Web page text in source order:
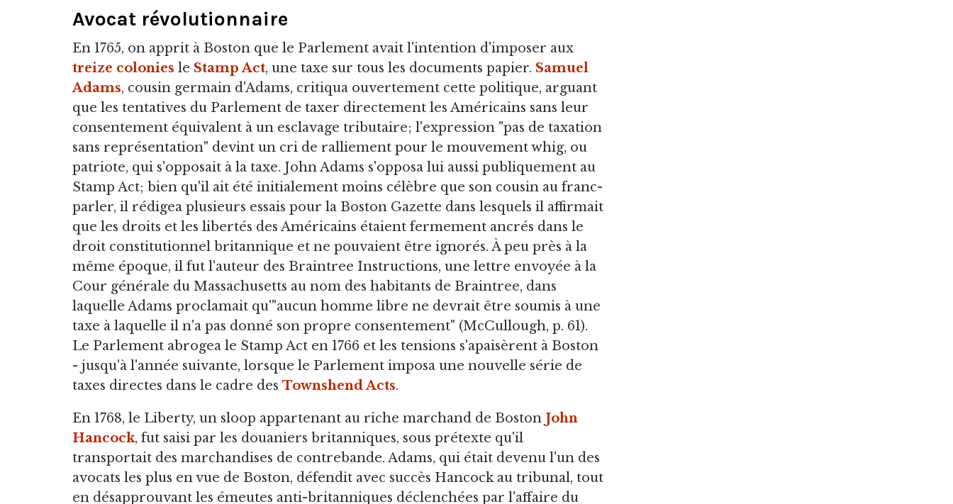
Avocat révolutionnaire
En 1765, on apprit à Boston que le Parlement avait l'intention d'imposer aux
treize colonies le Stamp Act, une taxe sur tous les documents papier. Samuel
Adams, cousin germain d'Adams, critiqua ouvertement cette politique, arguant
que les tentatives du Parlement de taxer directement les Américains sans leur
consentement équivalent à un esclavage tributaire; l'expression "pas de taxation
sans représentation" devint un cri de ralliement pour le mouvement whig, ou
patriote, qui s'opposait à la taxe. John Adams s'opposa lui aussi publiquement au
Stamp Act; bien qu'il ait été initialement moins célèbre que son cousin au franc-
parler, il rédigea plusieurs essais pour la Boston Gazette dans lesquels il affirmait
que les droits et les libertés des Américains étaient fermement ancrés dans le
droit constitutionnel britannique et ne pouvaient être ignorés. À peu près à la
même époque, il fut l'auteur des Braintree Instructions, une lettre envoyée à la
Cour générale du Massachusetts au nom des habitants de Braintree, dans
laquelle Adams proclamait qu'"aucun homme libre ne devrait être soumis à une
taxe à laquelle il n'a pas donné son propre consentement" (McCullough, p. 61).
Le Parlement abrogea le Stamp Act en 1766 et les tensions s'apaisèrent à Boston
- jusqu'à l'année suivante, lorsque le Parlement imposa une nouvelle série de
taxes directes dans le cadre des Townshend Acts.
En 1768, le Liberty, un sloop appartenant au riche marchand de Boston John
Hancock, fut saisi par les douaniers britanniques, sous prétexte qu'il
transportait des marchandises de contrebande. Adams, qui était devenu l'un des
avocats les plus en vue de Boston, défendit avec succès Hancock au tribunal, tout
en désapprouvant les émeutes anti-britanniques déclenchées par l'affaire du